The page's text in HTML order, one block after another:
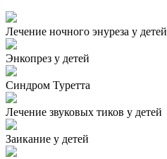
Лечение ночного энуреза у детей
Энкопрез у детей
Синдром Туретта
Лечение звуковых тиков у детей
Заикание у детей